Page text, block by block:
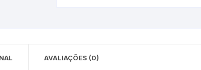
AVALIAÇÕES (0)